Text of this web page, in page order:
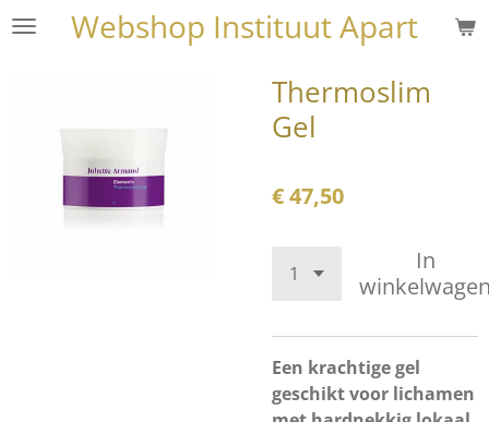
Ga
hoofdinhoud
Webshop Instituut Apart
Thermoslim
Gel
€ 47,50
In
Een krachtige gel
geschikt voor lichamen